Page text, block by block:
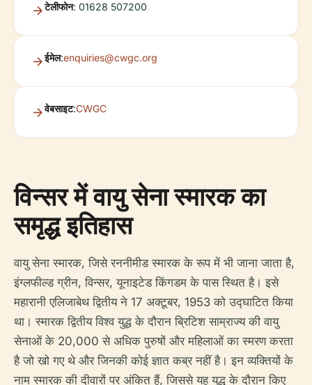
टेलीफोन: 01628 507200
ईमेल:enquiries@cwgc.org
वेबसाइट:CWGC
विन्सर में वायु सेना स्मारक का
समृद्ध इतिहास
वायु सेना स्मारक, जिसे रननीमीड स्मारक के रूप में भी जाना जाता है,
इंग्लफील्ड ग्रीन, विन्सर, यूनाइटेड किंगडम के पास स्थित है। इसे
महारानी एलिजाबेथ द्वितीय ने 17 अक्टूबर, 1953 को उद्घाटित किया
था। स्मारक द्वितीय विश्व युद्ध के दौरान ब्रिटिश साम्राज्य की वायु
सेनाओं के 20,000 से अधिक पुरुषों और महिलाओं का स्मरण करता
है जो खो गए थे और जिनकी कोई ज्ञात कब्र नहीं है। इन व्यक्तियों के
नाम स्मारक की दीवारों पर अंकित हैं, जिससे यह युद्ध के दौरान किए